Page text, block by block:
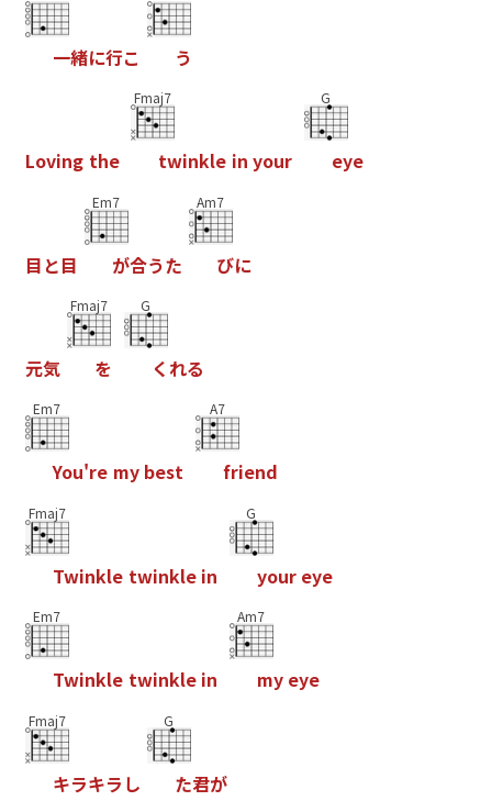
一緒に行こ う
Loving the
Fmaj7
twinkle in your
G
eye
目 と目
Em7
が合うた
Am7
びに
元気
Fmaj7
を
G
く れる
Em7
You're my best
A7
friend
Fmaj7
Twinkle twinkle in
G
your eye
Em7
Twinkle twinkle in
Am7
my eye
Fmaj7
キラキラ し
G
た君が